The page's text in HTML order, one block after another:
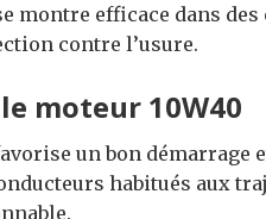
montre efficace dans
contre l’usure.
moteur 10W40
un bon démarrage
habitués aux